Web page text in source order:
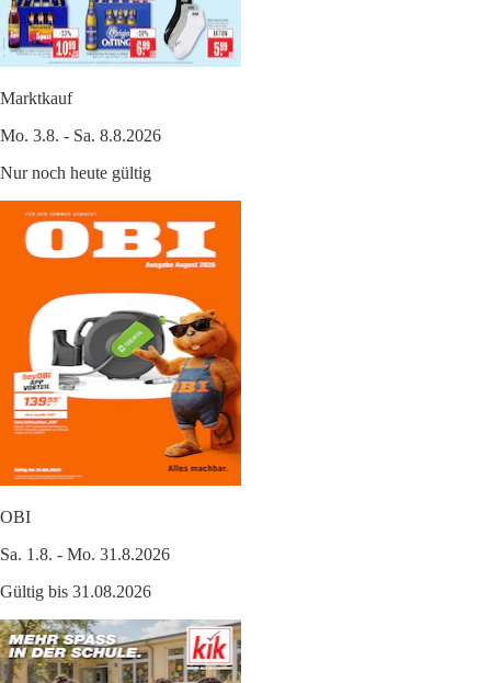
Marktkauf
Mo. 3.8. - Sa. 8.8.2026
Nur noch heute gültig
OBI
Sa. 1.8. - Mo. 31.8.2026
Gültig bis 31.08.2026